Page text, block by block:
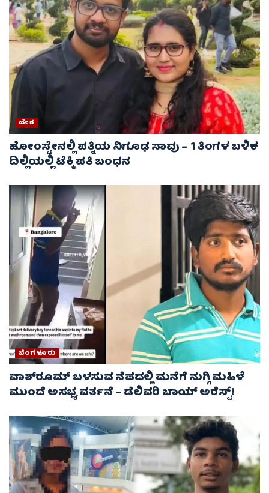
ದೇಶ
ಹೋಂಸ್ಟೇನಲ್ಲಿ ಪತ್ನಿಯ ನಿಗೂಢ ಸಾವು – 1 ತಿಂಗಳ ಬಳಿಕ
ದಿಲ್ಲಿಯಲ್ಲಿ ಟೆಕ್ಕಿ ಪತಿ ಬಂಧನ
ಬೆಂಗಳೂರು
ವಾಶ್‌ರೂಮ್‌ ಬಳಸುವ ನೆಪದಲ್ಲಿ ಮನೆಗೆ ನುಗ್ಗಿ ಮಹಿಳೆ
ಮುಂದೆ ಅಸಭ್ಯ ವರ್ತನೆ – ಡೆಲಿವರಿ ಬಾಯ್ ಅರೆಸ್ಟ್‌!